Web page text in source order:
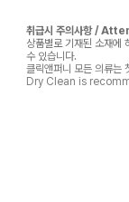
취급시 주의사항 /
상품별로 기재된 소재에
수 있습니다.
클릭앤퍼니 모든 의류는
Dry Clean is